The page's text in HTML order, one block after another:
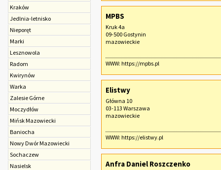
Kraków
Jedlnia-letnisko
Nieporęt
Marki
Lesznowola
Radom
Kwirynów
Warka
Zalesie Górne
Moczydłów
Mińsk Mazowiecki
Baniocha
Nowy Dwór Mazowiecki
Sochaczew‎
Nasielsk
MPBS
Kruk 4a
09-500 Gostynin
mazowieckie
WWW: https://mpbs.pl
Elistwy
Główna 10
03-113 Warszawa
mazowieckie
WWW: https://elistwy.pl
Anfra Daniel Roszczenko